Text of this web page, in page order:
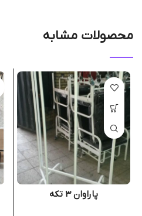
محصولات مشابه
پاراوان 3 تکه